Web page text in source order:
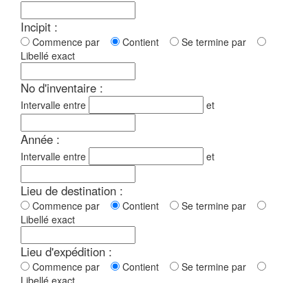
Incipit :
Commence par Contient
Se termine par
Libellé exact
No d'inventaire :
Intervalle entre et
Année :
Intervalle entre et
Lieu de destination :
Commence par Contient
Se termine par
Libellé exact
Lieu d'expédition :
Commence par Contient
Se termine par
Libellé exact